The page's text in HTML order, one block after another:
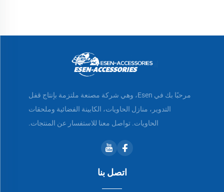
مرحبًا بك في Esen، وهي شركة مصنعة ملتزمة بإنتاج قفل
التدوير، منازل الحاويات، الكابينة الفضائية وملحقات
الحاويات. تواصل معنا للاستفسار عن المنتجات.
اتصل بنا